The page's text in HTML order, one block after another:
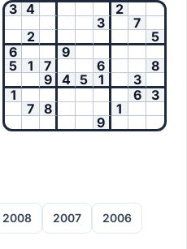
3 4
2
3
7
2
5
6
9
5
1 7 6
8
9
4 5 1
3
1
6
3
7 8
1
9
2008 2007 2006